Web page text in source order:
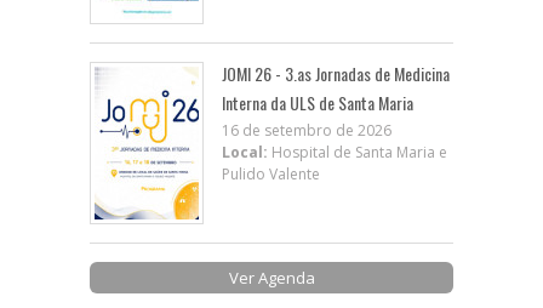
JOMI 26 - 3.as Jornadas de Medicina
Interna da ULS de Santa Maria
16 de setembro de 2026
Local: Hospital de Santa Maria e
Pulido Valente
Ver Agenda